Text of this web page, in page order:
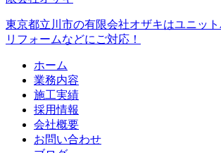
東京都立川市の有限会社オザキはユニッ
リフォームなどにご対応！
ホーム
業務内容
施工実績
採用情報
会社概要
お問い合わせ